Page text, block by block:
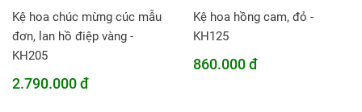
Kệ hoa chúc mừng cúc mẫu
đơn, lan hồ điệp vàng -
KH205
2.790.000 đ
Kệ hoa hồng cam, đỏ -
KH125
860.000 đ